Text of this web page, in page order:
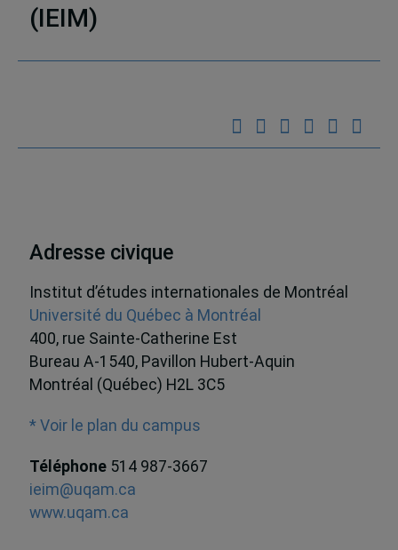
(IEIM)
Adresse civique
Institut d’études internationales de Montréal
Université du Québec à Montréal
400, rue Sainte-Catherine Est
Bureau A-1540, Pavillon Hubert-Aquin
Montréal (Québec) H2L 3C5
* Voir le plan du campus
Téléphone 514 987-3667
ieim@uqam.ca
www.uqam.ca